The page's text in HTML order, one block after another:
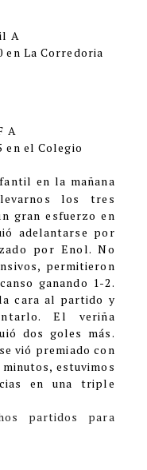
A
en La Corredoria
A
en el Colegio
en la mañana
los tres
gran esfuerzo en
adelantarse por
por Enol. No
permitieron
ganando 1-2.
cara al partido y
El veriña
dos goles más.
vió premiado con
estuvimos
en una triple
partidos para